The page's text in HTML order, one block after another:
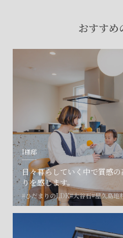
おすすめ
I様邸
日々暮らしていく中で質感
りを感じます。
#ひだまりのLDK#大谷石#屋久島地
土地の活用・賃貸経営に関す
ご相談はこちら
©SET